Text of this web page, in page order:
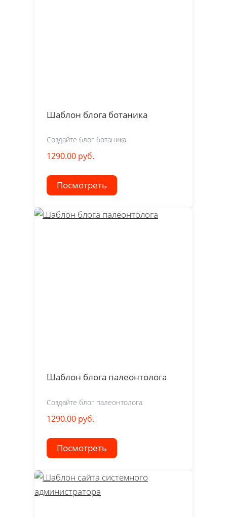
Шаблон блога ботаника
Создайте блог ботаника
1290.00 руб.
Посмотреть
Шаблон блога палеонтолога
Создайте блог палеонтолога
1290.00 руб.
Посмотреть